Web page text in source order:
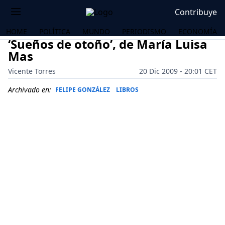
Contribuye
HOME POLÍTICA MUNDO PERIODISMO ECONOMÍA
‘Sueños de otoño’, de María Luisa
Mas
Vicente Torres
20 Dic 2009 - 20:01 CET
Archivado en: FELIPE GONZÁLEZ LIBROS